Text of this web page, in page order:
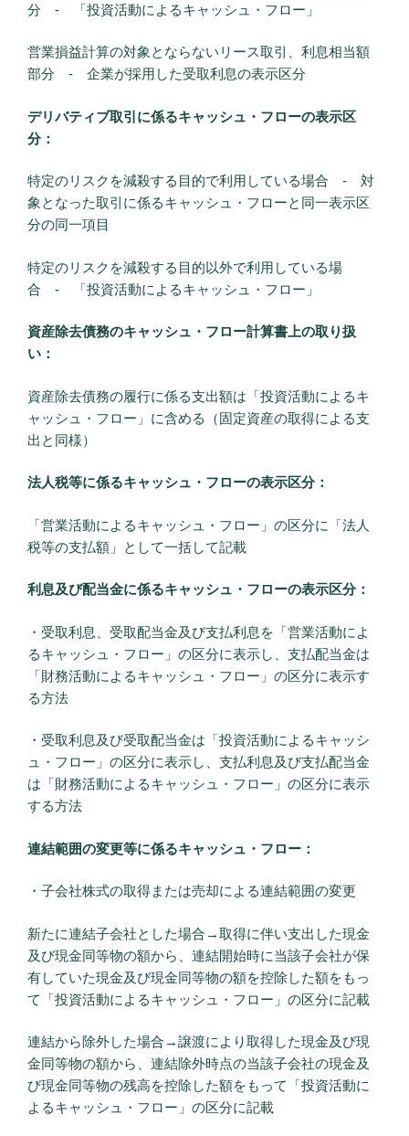
分 ‐ 「投資活動によるキャッシュ・フロー」
営業損益計算の対象とならないリース取引、利息相当額
部分 ‐ 企業が採用した受取利息の表示区分
デリバティブ取引に係るキャッシュ・フローの表示区
分：
特定のリスクを減殺する目的で利用している場合 ‐ 対
象となった取引に係るキャッシュ・フローと同一表示区
分の同一項目
特定のリスクを減殺する目的以外で利用している場
合 ‐ 「投資活動によるキャッシュ・フロー」
資産除去債務のキャッシュ・フロー計算書上の取り扱
い：
資産除去債務の履行に係る支出額は「投資活動によるキ
ャッシュ・フロー」に含める（固定資産の取得による支
出と同様）
法人税等に係るキャッシュ・フローの表示区分：
「営業活動によるキャッシュ・フロー」の区分に「法人
税等の支払額」として一括して記載
利息及び配当金に係るキャッシュ・フローの表示区分：
・受取利息、受取配当金及び支払利息を「営業活動によ
るキャッシュ・フロー」の区分に表示し、支払配当金は
「財務活動によるキャッシュ・フロー」の区分に表示す
る方法
・受取利息及び受取配当金は「投資活動によるキャッシ
ュ・フロー」の区分に表示し、支払利息及び支払配当金
は「財務活動によるキャッシュ・フロー」の区分に表示
する方法
連結範囲の変更等に係るキャッシュ・フロー：
・子会社株式の取得または売却による連結範囲の変更
新たに連結子会社とした場合→取得に伴い支出した現金
及び現金同等物の額から、連結開始時に当該子会社が保
有していた現金及び現金同等物の額を控除した額をもっ
て「投資活動によるキャッシュ・フロー」の区分に記載
連結から除外した場合→譲渡により取得した現金及び現
金同等物の額から、連結除外時点の当該子会社の現金及
び現金同等物の残高を控除した額をもって「投資活動に
よるキャッシュ・フロー」の区分に記載